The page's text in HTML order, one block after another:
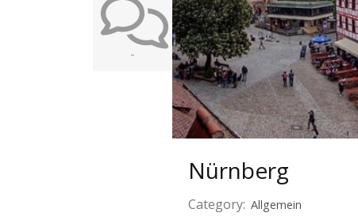
-
Nürnberg
Category: Allgemein